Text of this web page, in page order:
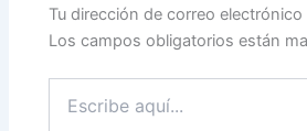
Tu dirección de correo
Los campos obligatorios están
aquí...